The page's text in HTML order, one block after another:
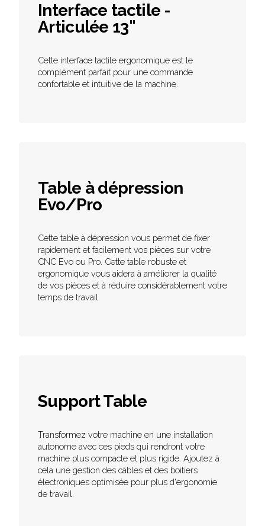
Interface tactile -
Articulée 13"
Cette interface tactile ergonomique est le
complément parfait pour une commande
confortable et intuitive de la machine.
Table à dépression
Evo/Pro
Cette table à dépression vous permet de fixer
rapidement et facilement vos pièces sur votre
CNC Evo ou Pro. Cette table robuste et
ergonomique vous aidera à améliorer la qualité
de vos pièces et à réduire considérablement votre
temps de travail.
Support Table
Transformez votre machine en une installation
autonome avec ces pieds qui rendront votre
machine plus compacte et plus rigide. Ajoutez à
cela une gestion des câbles et des boitiers
électroniques optimisée pour plus d'ergonomie
de travail.